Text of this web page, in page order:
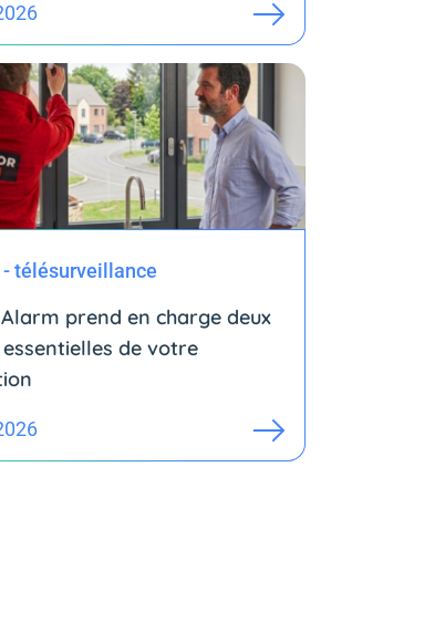
télésurveillance
prend en charge deux
de votre